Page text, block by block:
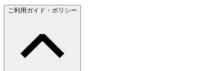
ご利用ガイド・ポリシー